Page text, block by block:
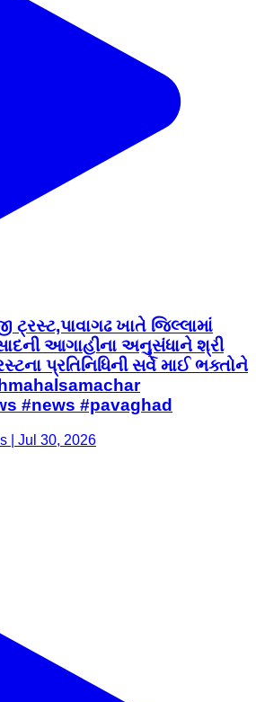
ટ્રસ્ટ,પાવાગઢ ખાતે જિલ્લામાં
આગાહીના અનુસંધાને શ્રી
પ્રતિનિધિની સર્વે માઈ ભક્તોને
#news #pavaghad
| Jul 30, 2026